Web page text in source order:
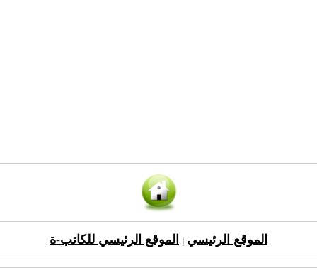
الموقع الرئيسي الموقع الرئيسي للكاتب-ة